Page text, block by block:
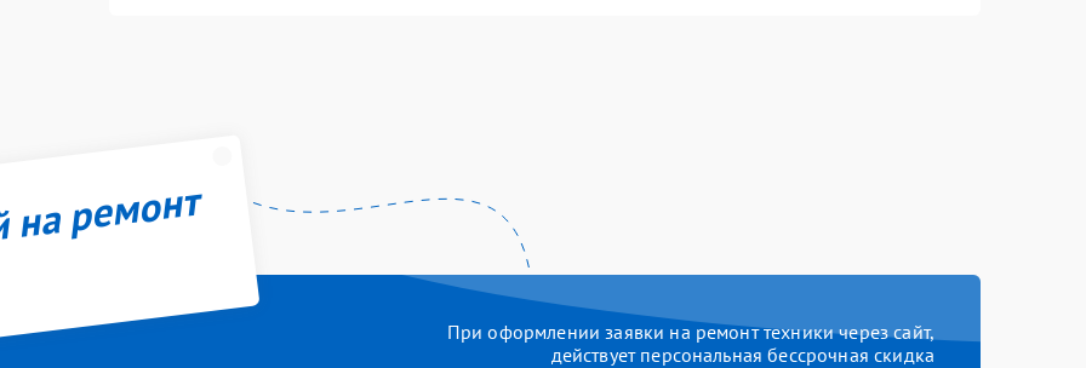
ремонт
При оформлении заявки на ремонт техники через сайт,
действует персональная бессрочная скидка